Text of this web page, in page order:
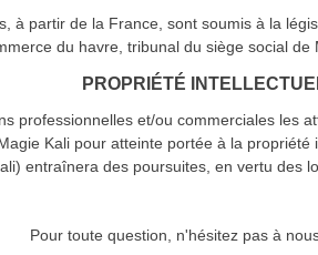
à partir de la France, sont soumis à la
du havre, tribunal du siège social
PROPRIÉTÉ
professionnelles et/ou commerciales les
Kali pour atteinte portée à la
entraînera des poursuites, en vertu des
Pour toute question, n'hésitez pas à